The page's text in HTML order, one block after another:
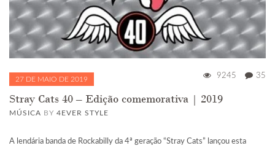
27 DE MAIO DE 2019 9245 35
Stray Cats 40 – Edição comemorativa | 2019
MÚSICA BY 4EVER STYLE
A lendária banda de Rockabilly da 4ª geração “Stray Cats” lançou esta